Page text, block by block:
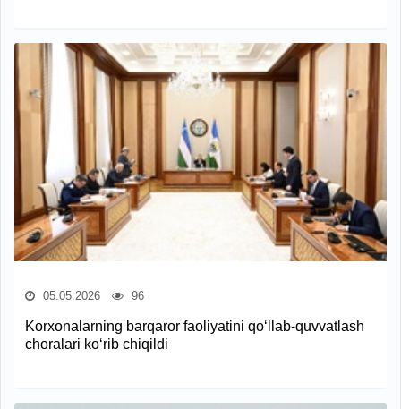
05.05.2026 96
Korxonalarning barqaror faoliyatini qo‘llab-quvvatlash
choralari ko‘rib chiqildi